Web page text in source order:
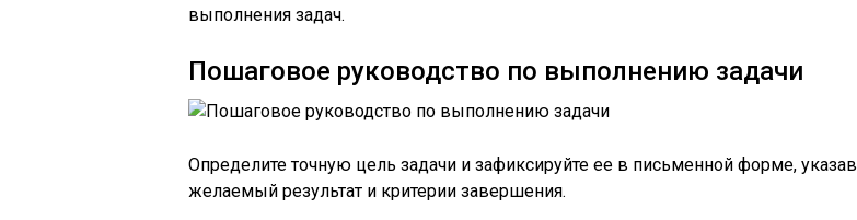
выполнения задач.
Пошаговое руководство по выполнению задачи
Определите точную цель задачи и зафиксируйте ее в письменной форме, указав
желаемый результат и критерии завершения.